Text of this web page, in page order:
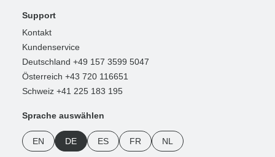
Support
Kontakt
Kundenservice
Deutschland +49 157 3599 5047
Österreich +43 720 116651
Schweiz +41 225 183 195
Sprache auswählen
EN DE ES FR NL